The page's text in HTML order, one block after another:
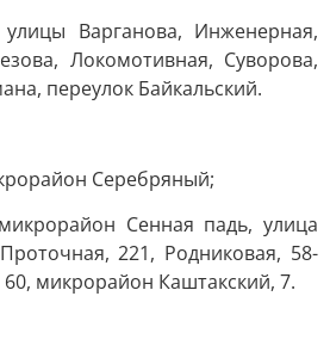
Варганова, Инженерная,
Локомотивная, Суворова,
переулок Байкальский.
Серебряный;
Сенная падь, улица
221, Родниковая, 58-
микрорайон Каштакский, 7.